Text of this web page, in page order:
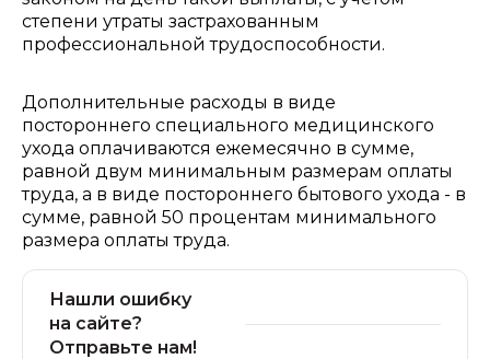
степени утраты застрахованным
профессиональной трудоспособности.
Дополнительные расходы в виде
постороннего специального медицинского
ухода оплачиваются ежемесячно в сумме,
равной двум минимальным размерам оплаты
труда, а в виде постороннего бытового ухода - в
сумме, равной 50 процентам минимального
размера оплаты труда.
Нашли ошибку
на сайте?
Отправьте нам!